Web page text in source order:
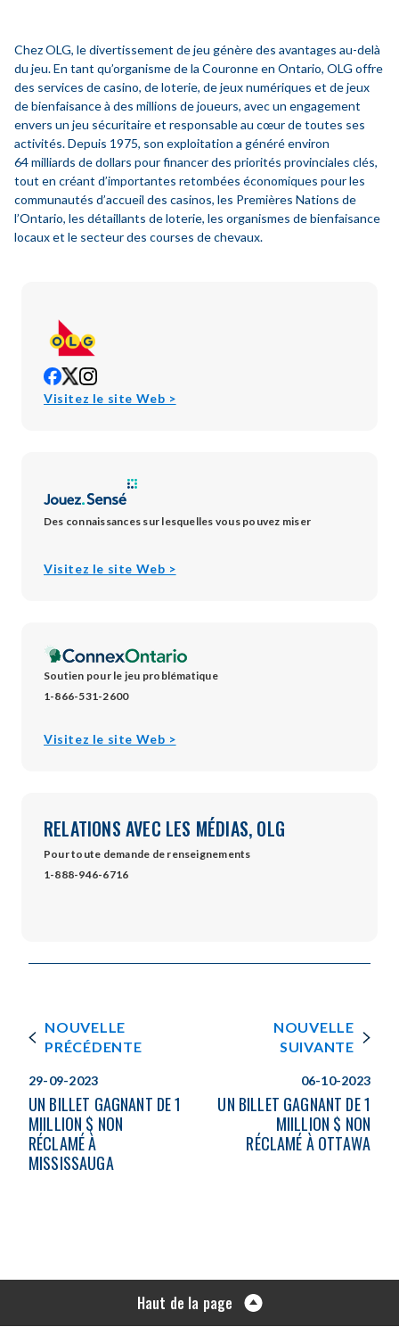
Chez OLG, le divertissement de jeu génère des avantages au-delà
du jeu. En tant qu’organisme de la Couronne en Ontario, OLG offre
des services de casino, de loterie, de jeux numériques et de jeux
de bienfaisance à des millions de joueurs, avec un engagement
envers un jeu sécuritaire et responsable au cœur de toutes ses
activités. Depuis 1975, son exploitation a généré environ
64 milliards de dollars pour financer des priorités provinciales clés,
tout en créant d’importantes retombées économiques pour les
communautés d’accueil des casinos, les Premières Nations de
l’Ontario, les détaillants de loterie, les organismes de bienfaisance
locaux et le secteur des courses de chevaux.
opens
in
opens
in
opens
in
Visitez le site Web >opens
Des connaissances sur lesquelles vous pouvez miser
Visitez le site Web >opens
Soutien pour le jeu problématique
1-866-531-2600
Visitez le site Web >opens
RELATIONS AVEC LES MÉDIAS, OLG
Pour toute demande de renseignements
1-888-946-6716
NOUVELLE
PRÉCÉDENTE
29-09-2023
UN BILLET GAGNANT DE 1
MIILLION $ NON
RÉCLAMÉ À
MISSISSAUGA
NOUVELLE
SUIVANTE
06-10-2023
UN BILLET GAGNANT DE 1
MIILLION $ NON
RÉCLAMÉ À OTTAWA
Haut de la page